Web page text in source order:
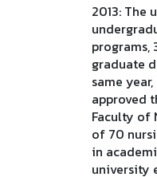
2013: The
programs,
graduate
same
approved
Faculty of
of 70
in
university